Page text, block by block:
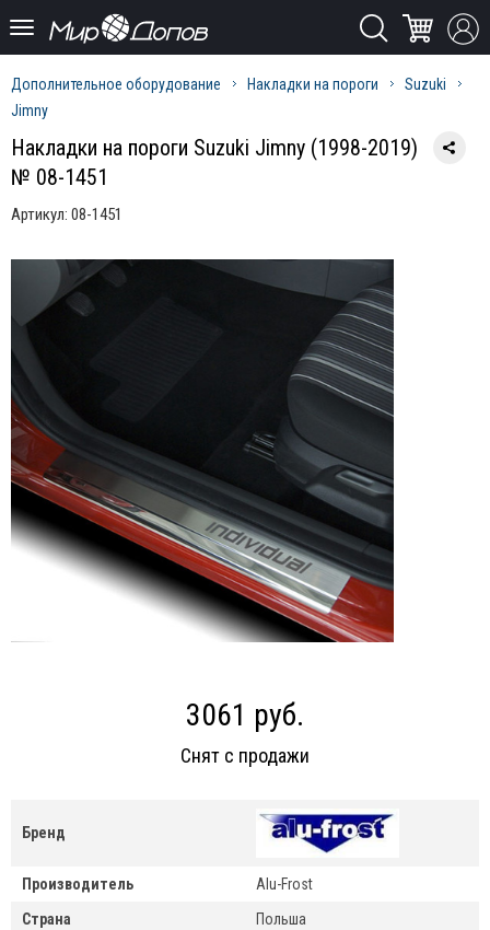
Дополнительное оборудование Накладки на пороги
Suzuki
Jimny
Накладки на пороги Suzuki Jimny (1998-2019)
№ 08-1451
Артикул: 08-1451
3061 руб.
Снят с продажи
Бренд
Производитель
Alu-Frost
Страна
Польша